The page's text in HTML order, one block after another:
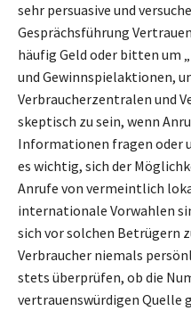
sehr persuasive und
Gesprächsführung
häufig Geld oder bitten um
und Gewinnspielaktionen,
Verbraucherzentralen und
skeptisch zu sein, wenn
Informationen fragen oder
es wichtig, sich der
Anrufe von vermeintlich
internationale Vorwahlen
sich vor solchen Betrügern
Verbraucher niemals
stets überprüfen, ob die
vertrauenswürdigen Quelle